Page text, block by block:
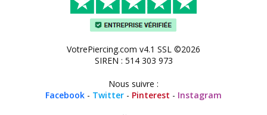
VotrePiercing.com v4.1 SSL ©2026
SIREN : 514 303 973
Nous suivre :
Facebook - Twitter - Pinterest - Instagram